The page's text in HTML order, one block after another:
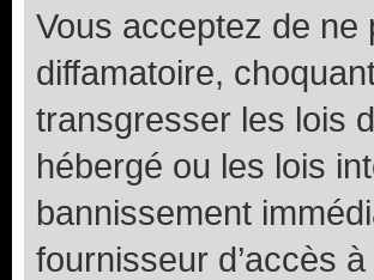
Vous acceptez de ne
diffamatoire,
transgresser les lois
hébergé ou les lois
bannissement
fournisseur d’accès